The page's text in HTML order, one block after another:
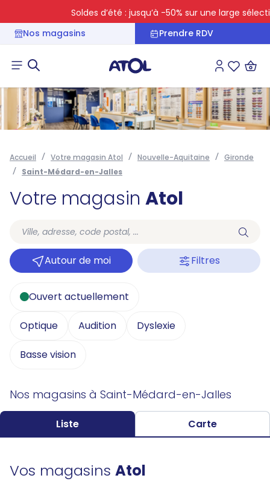
Soldes d’été : jusqu’à -50% sur une large sélection
Nos magasins
Prendre RDV
Connexion
Accueil Votre magasin Atol Nouvelle-Aquitaine
Gironde
Saint-Médard-en-Jalles
Votre magasin Atol
Autour de moi Filtres
Ouvert actuellement
Optique Audition Dyslexie
Basse vision
Nos magasins à Saint-Médard-en-Jalles
Liste Carte
Vos magasins Atol